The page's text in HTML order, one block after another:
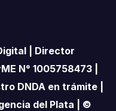
| Director
N° 1005758473 |
DNDA en trámite |
del Plata | ©